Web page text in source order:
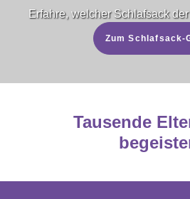
Erfahre, welcher Schlafsack
Zum Schlafsack-
Tausende